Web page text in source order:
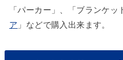
「パーカー」、「ブランケッ
ア 」などで購入出来ます。